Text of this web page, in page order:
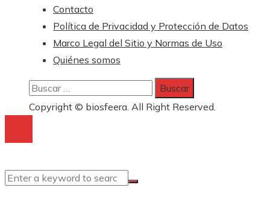
Contacto
Política de Privacidad y Protección de Datos
Marco Legal del Sitio y Normas de Uso
Quiénes somos
Buscar:
Copyright © biosfeera. All Right Reserved.